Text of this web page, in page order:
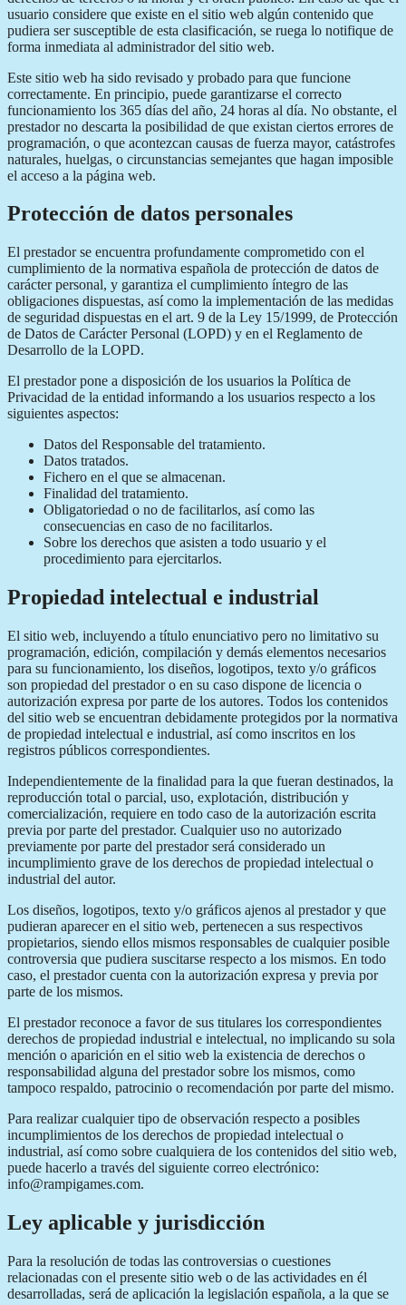
usuario considere que existe en el sitio web algún contenido que
pudiera ser susceptible de esta clasificación, se ruega lo notifique de
forma inmediata al administrador del sitio web.
Este sitio web ha sido revisado y probado para que funcione
correctamente. En principio, puede garantizarse el correcto
funcionamiento los 365 días del año, 24 horas al día. No obstante, el
prestador no descarta la posibilidad de que existan ciertos errores de
programación, o que acontezcan causas de fuerza mayor, catástrofes
naturales, huelgas, o circunstancias semejantes que hagan imposible
el acceso a la página web.
Protección de datos personales
El prestador se encuentra profundamente comprometido con el
cumplimiento de la normativa española de protección de datos de
carácter personal, y garantiza el cumplimiento íntegro de las
obligaciones dispuestas, así como la implementación de las medidas
de seguridad dispuestas en el art. 9 de la Ley 15/1999, de Protección
de Datos de Carácter Personal (LOPD) y en el Reglamento de
Desarrollo de la LOPD.
El prestador pone a disposición de los usuarios la Política de
Privacidad de la entidad informando a los usuarios respecto a los
siguientes aspectos:
Datos del Responsable del tratamiento.
Datos tratados.
Fichero en el que se almacenan.
Finalidad del tratamiento.
Obligatoriedad o no de facilitarlos, así como las
consecuencias en caso de no facilitarlos.
Sobre los derechos que asisten a todo usuario y el
procedimiento para ejercitarlos.
Propiedad intelectual e industrial
El sitio web, incluyendo a título enunciativo pero no limitativo su
programación, edición, compilación y demás elementos necesarios
para su funcionamiento, los diseños, logotipos, texto y/o gráficos
son propiedad del prestador o en su caso dispone de licencia o
autorización expresa por parte de los autores. Todos los contenidos
del sitio web se encuentran debidamente protegidos por la normativa
de propiedad intelectual e industrial, así como inscritos en los
registros públicos correspondientes.
Independientemente de la finalidad para la que fueran destinados, la
reproducción total o parcial, uso, explotación, distribución y
comercialización, requiere en todo caso de la autorización escrita
previa por parte del prestador. Cualquier uso no autorizado
previamente por parte del prestador será considerado un
incumplimiento grave de los derechos de propiedad intelectual o
industrial del autor.
Los diseños, logotipos, texto y/o gráficos ajenos al prestador y que
pudieran aparecer en el sitio web, pertenecen a sus respectivos
propietarios, siendo ellos mismos responsables de cualquier posible
controversia que pudiera suscitarse respecto a los mismos. En todo
caso, el prestador cuenta con la autorización expresa y previa por
parte de los mismos.
El prestador reconoce a favor de sus titulares los correspondientes
derechos de propiedad industrial e intelectual, no implicando su sola
mención o aparición en el sitio web la existencia de derechos o
responsabilidad alguna del prestador sobre los mismos, como
tampoco respaldo, patrocinio o recomendación por parte del mismo.
Para realizar cualquier tipo de observación respecto a posibles
incumplimientos de los derechos de propiedad intelectual o
industrial, así como sobre cualquiera de los contenidos del sitio web,
puede hacerlo a través del siguiente correo electrónico:
info@rampigames.com.
Ley aplicable y jurisdicción
Para la resolución de todas las controversias o cuestiones
relacionadas con el presente sitio web o de las actividades en él
desarrolladas, será de aplicación la legislación española, a la que se